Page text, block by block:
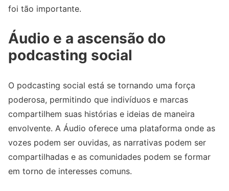
foi tão importante.
Áudio e a ascensão do
podcasting social
O podcasting social está se tornando uma força
poderosa, permitindo que indivíduos e marcas
compartilhem suas histórias e ideias de maneira
envolvente. A Áudio oferece uma plataforma onde as
vozes podem ser ouvidas, as narrativas podem ser
compartilhadas e as comunidades podem se formar
em torno de interesses comuns.